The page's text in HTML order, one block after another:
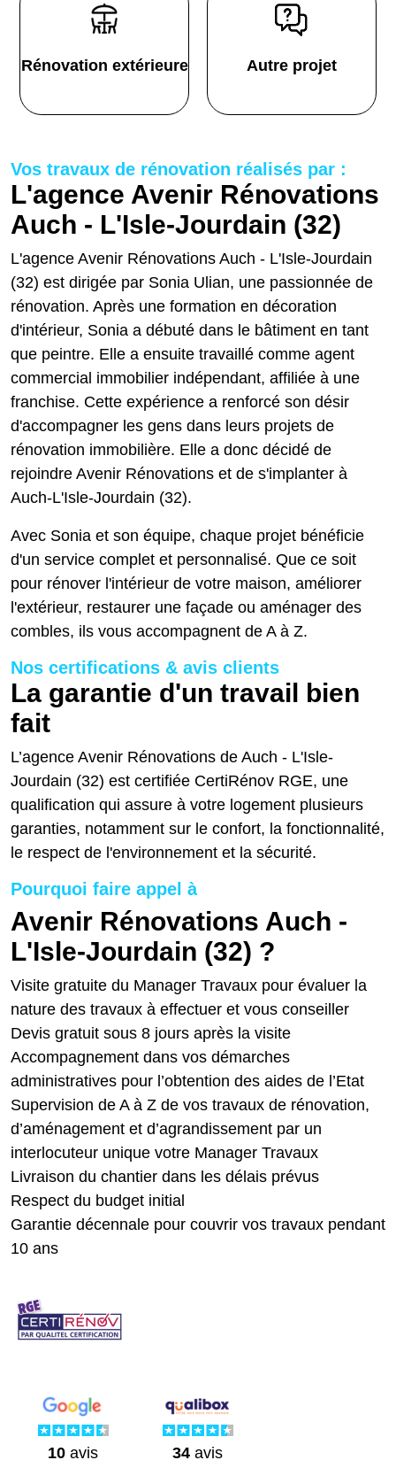
Rénovation extérieure Autre projet
Vos travaux de rénovation réalisés par :
L'agence Avenir Rénovations
Auch - L'Isle-Jourdain (32)
L'agence Avenir Rénovations Auch - L'Isle-Jourdain
(32) est dirigée par Sonia Ulian, une passionnée de
rénovation. Après une formation en décoration
d'intérieur, Sonia a débuté dans le bâtiment en tant
que peintre. Elle a ensuite travaillé comme agent
commercial immobilier indépendant, affiliée à une
franchise. Cette expérience a renforcé son désir
d'accompagner les gens dans leurs projets de
rénovation immobilière. Elle a donc décidé de
rejoindre Avenir Rénovations et de s'implanter à
Auch-L'Isle-Jourdain (32).
Avec Sonia et son équipe, chaque projet bénéficie
d'un service complet et personnalisé. Que ce soit
pour rénover l'intérieur de votre maison, améliorer
l'extérieur, restaurer une façade ou aménager des
combles, ils vous accompagnent de A à Z.
Nos certifications & avis clients
La garantie d'un travail bien
fait
L’agence Avenir Rénovations de Auch - L'Isle-
Jourdain (32) est certifiée CertiRénov RGE, une
qualification qui assure à votre logement plusieurs
garanties, notamment sur le confort, la fonctionnalité,
le respect de l'environnement et la sécurité.
Pourquoi faire appel à
Avenir Rénovations Auch -
L'Isle-Jourdain (32) ?
Visite gratuite du Manager Travaux pour évaluer la
nature des travaux à effectuer et vous conseiller
Devis gratuit sous 8 jours après la visite
Accompagnement dans vos démarches
administratives pour l’obtention des aides de l’Etat
Supervision de A à Z de vos travaux de rénovation,
d’aménagement et d’agrandissement par un
interlocuteur unique votre Manager Travaux
Livraison du chantier dans les délais prévus
Respect du budget initial
Garantie décennale pour couvrir vos travaux pendant
10 ans
10 avis 34 avis